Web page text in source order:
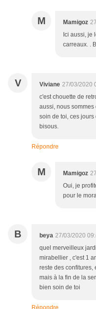
M Mamigoz
Ici aussi, je
carreaux. .
V Viviane 27/03/2020
c'est chouette de
aussi, nous
soin de toi, ces
bisous.
Répondre
M Mamigoz
Oui, je
pour le
B beya 27/03/2020
quel merveilleux
mirabellier , c'est 1
reste des confitures,
mais à la fin de la
bien soin de toi
Répondre